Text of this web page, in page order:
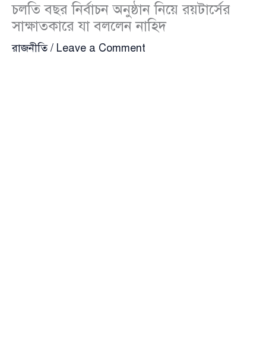
চলতি বছর নির্বাচন অনুষ্ঠান নিয়ে রয়টার্সের
সাক্ষাতকারে যা বললেন নাহিদ
রাজনীতি/ Leave a Comment